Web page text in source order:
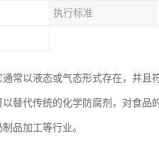
执行标准
常以液态或气态形式存在，并且
替代传统的化学防腐剂，对食品
品加工等行业。